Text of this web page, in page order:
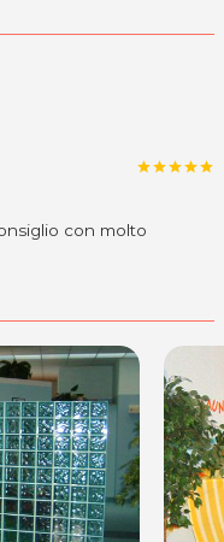
starstarstarstarstar
con molto